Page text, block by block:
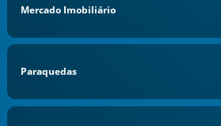
Mercado Imobiliário
Paraquedas